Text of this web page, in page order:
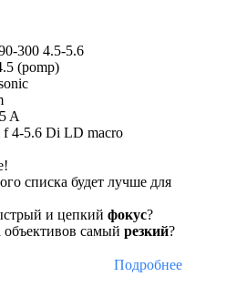
300 4.5-5.6
(pomp)
A
f 4-5.6 Di LD macro
списка будет лучше для
и цепкий фокус?
объективов самый резкий?
Подробнее